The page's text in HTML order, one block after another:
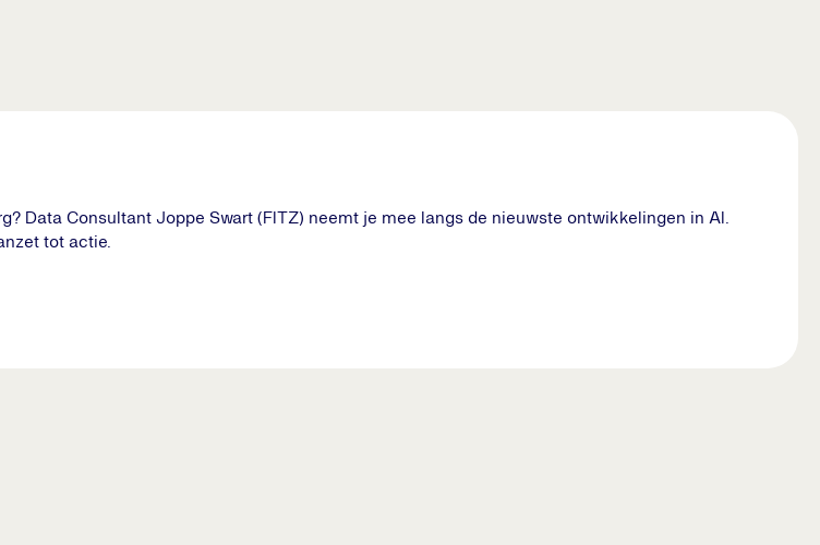
Data Consultant Joppe Swart (FITZ) neemt je mee langs de nieuwste ontwikkelingen in AI.
tot actie.